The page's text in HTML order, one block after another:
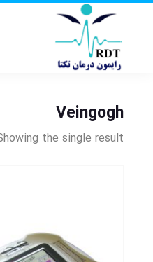
Veingogh
the single result